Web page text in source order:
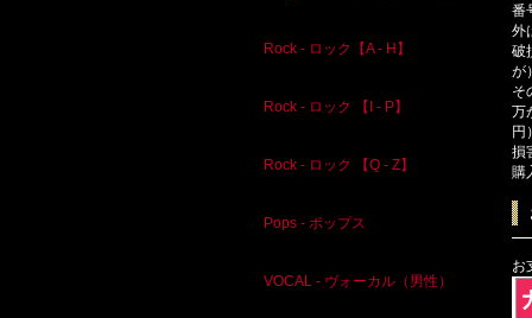
番
外
破
が
そ
万
円
損
購
お
Rock - ロック【A - H】
Rock - ロック 【I - P】
Rock - ロック 【Q - Z】
Pops - ポップス
VOCAL - ヴォーカル（男性）